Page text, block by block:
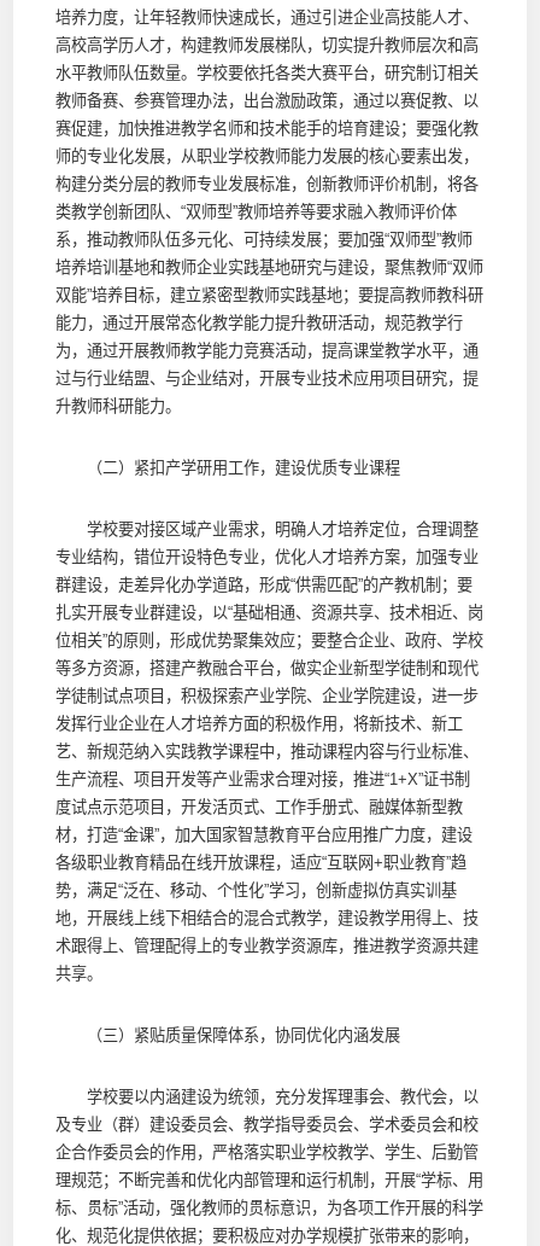
培养力度，让年轻教师快速成长，通过引进企业高技能人才、
高校高学历人才，构建教师发展梯队，切实提升教师层次和高
水平教师队伍数量。学校要依托各类大赛平台，研究制订相关
教师备赛、参赛管理办法，出台激励政策，通过以赛促教、以
赛促建，加快推进教学名师和技术能手的培育建设；要强化教
师的专业化发展，从职业学校教师能力发展的核心要素出发，
构建分类分层的教师专业发展标准，创新教师评价机制，将各
类教学创新团队、“双师型”教师培养等要求融入教师评价体
系，推动教师队伍多元化、可持续发展；要加强“双师型”教师
培养培训基地和教师企业实践基地研究与建设，聚焦教师“双师
双能”培养目标，建立紧密型教师实践基地；要提高教师教科研
能力，通过开展常态化教学能力提升教研活动，规范教学行
为，通过开展教师教学能力竞赛活动，提高课堂教学水平，通
过与行业结盟、与企业结对，开展专业技术应用项目研究，提
升教师科研能力。
（二）紧扣产学研用工作，建设优质专业课程
学校要对接区域产业需求，明确人才培养定位，合理调整
专业结构，错位开设特色专业，优化人才培养方案，加强专业
群建设，走差异化办学道路，形成“供需匹配”的产教机制；要
扎实开展专业群建设，以“基础相通、资源共享、技术相近、岗
位相关”的原则，形成优势聚集效应；要整合企业、政府、学校
等多方资源，搭建产教融合平台，做实企业新型学徒制和现代
学徒制试点项目，积极探索产业学院、企业学院建设，进一步
发挥行业企业在人才培养方面的积极作用，将新技术、新工
艺、新规范纳入实践教学课程中，推动课程内容与行业标准、
生产流程、项目开发等产业需求合理对接，推进“1+X”证书制
度试点示范项目，开发活页式、工作手册式、融媒体新型教
材，打造“金课”，加大国家智慧教育平台应用推广力度，建设
各级职业教育精品在线开放课程，适应“互联网+职业教育”趋
势，满足“泛在、移动、个性化”学习，创新虚拟仿真实训基
地，开展线上线下相结合的混合式教学，建设教学用得上、技
术跟得上、管理配得上的专业教学资源库，推进教学资源共建
共享。
（三）紧贴质量保障体系，协同优化内涵发展
学校要以内涵建设为统领，充分发挥理事会、教代会，以
及专业（群）建设委员会、教学指导委员会、学术委员会和校
企合作委员会的作用，严格落实职业学校教学、学生、后勤管
理规范；不断完善和优化内部管理和运行机制，开展“学标、用
标、贯标”活动，强化教师的贯标意识，为各项工作开展的科学
化、规范化提供依据；要积极应对办学规模扩张带来的影响，